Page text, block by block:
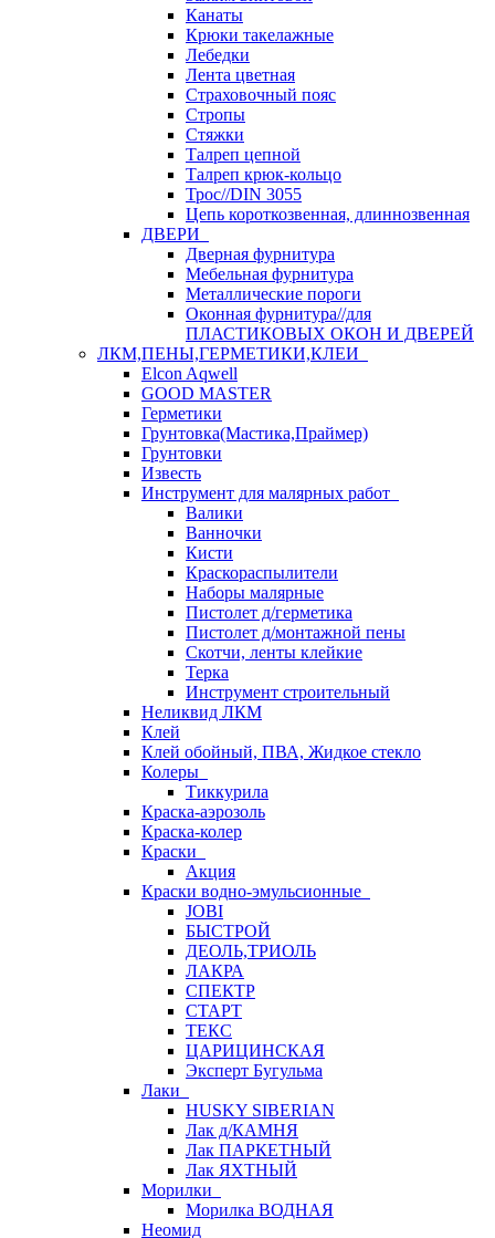
Канаты
Крюки такелажные
Лебедки
Лента цветная
Страховочный пояс
Стропы
Стяжки
Талреп цепной
Талреп крюк-кольцо
Трос//DIN 3055
Цепь короткозвенная, длиннозвенная
ДВЕРИ
Дверная фурнитура
Мебельная фурнитура
Металлические пороги
Оконная фурнитура//для
ПЛАСТИКОВЫХ ОКОН И ДВЕРЕЙ
ЛКМ,ПЕНЫ,ГЕРМЕТИКИ,КЛЕИ
Elcon Aqwell
GOOD MASTER
Герметики
Грунтовка(Мастика,Праймер)
Грунтовки
Известь
Инструмент для малярных работ
Валики
Ванночки
Кисти
Краскораспылители
Наборы малярные
Пистолет д/герметика
Пистолет д/монтажной пены
Скотчи, ленты клейкие
Терка
Инструмент строительный
Неликвид ЛКМ
Клей
Клей обойный, ПВА, Жидкое стекло
Колеры
Тиккурила
Краска-аэрозоль
Краска-колер
Краски
Акция
Краски водно-эмульсионные
JOBI
БЫСТРОЙ
ДЕОЛЬ,ТРИОЛЬ
ЛАКРА
СПЕКТР
СТАРТ
ТЕКС
ЦАРИЦИНСКАЯ
Эксперт Бугульма
Лаки
HUSKY SIBERIAN
Лак д/КАМНЯ
Лак ПАРКЕТНЫЙ
Лак ЯХТНЫЙ
Морилки
Морилка ВОДНАЯ
Неомид